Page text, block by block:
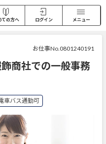
ての方へ ログイン メニュー
お仕事No.0801240191
商社での一般事務
車バス通勤可